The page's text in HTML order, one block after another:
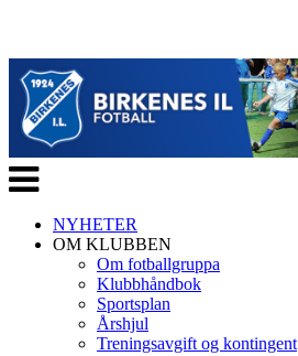
Veksle
navigasjon
NYHETER
OM KLUBBEN
Om fotballgruppa
Klubbhåndbok
Sportsplan
Årshjul
Treningsavgift og kontingent